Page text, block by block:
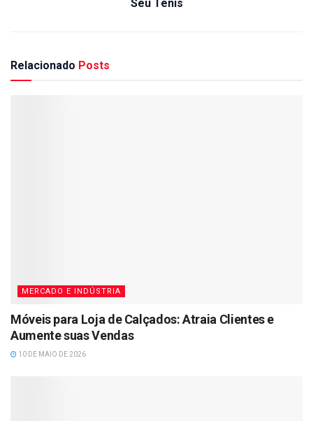
Seu Tênis
Relacionado Posts
MERCADO E INDÚSTRIA
Móveis para Loja de Calçados: Atraia Clientes e
Aumente suas Vendas
10 DE MAIO DE 2026